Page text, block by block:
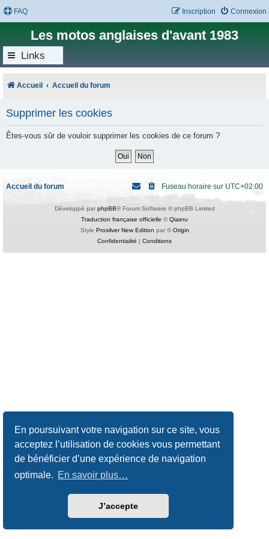
En poursuivant votre navigation sur ce site, vous
acceptez l’utilisation de cookies vous permettant
de bénéficier d’une expérience de navigation
optimale. En savoir plus…
J’accepte
FAQ Connexion
Inscription
Les motos anglaises d'avant 1983
Links
Accueil Accueil du forum
Supprimer les cookies
Êtes-vous sûr de vouloir supprimer les cookies de ce forum ?
Accueil du forum Fuseau horaire sur UTC+02:00
Développé par phpBB® Forum Software © phpBB Limited
Traduction française officielle ©Qiaeru
Style Prosilver New Edition par ©Origin
Confidentialité | Conditions